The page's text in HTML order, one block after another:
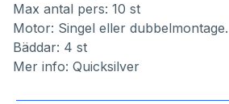
Max antal pers: 10 st
Motor: Singel eller
Bäddar: 4 st
Mer info: Quicksilver